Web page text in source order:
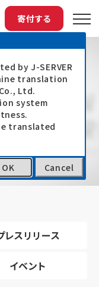
寄付する
レスリリース
イベント
by J-SERVER
translation
Ltd.
system
translated
OK Cancel